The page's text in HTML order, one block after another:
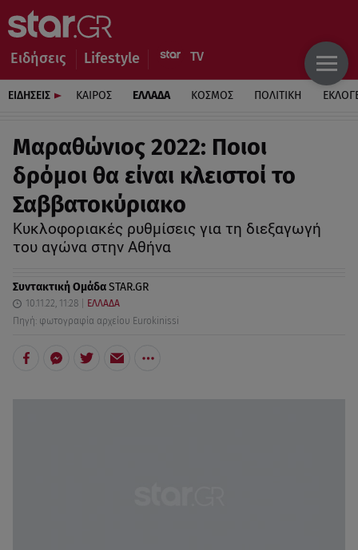
Ειδήσεις Lifestyle
ΕΙΔΗΣΕΙΣ ΚΑΙΡΟΣ ΕΛΛΑΔΑ ΚΟΣΜΟΣ ΠΟΛΙΤΙΚΗ
Μαραθώνιος 2022: Ποιοι
δρόμοι θα είναι κλειστοί το
Σαββατοκύριακο
Κυκλοφοριακές ρυθμίσεις για τη διεξαγωγή
του αγώνα στην Αθήνα
Συντακτική ΟμάδαSTAR.GR
10.11.22, 11:28
ΕΛΛΑΔΑ
Πηγή: φωτογραφία αρχείου Eurokinissi